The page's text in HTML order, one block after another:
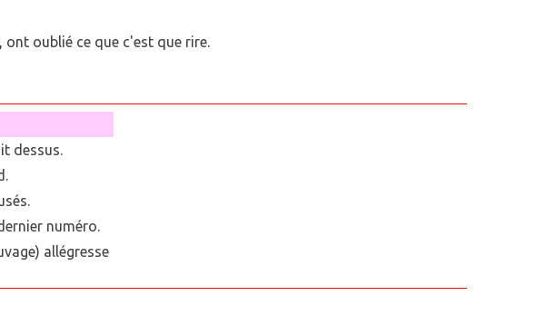
ont oublié ce que c'est que rire.
dessus.
numéro.
allégresse